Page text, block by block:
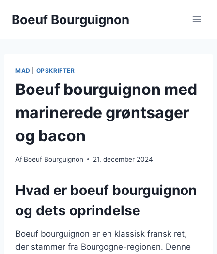
Boeuf Bourguignon
MAD OPSKRIFTER
Boeuf bourguignon med
marinerede grøntsager
og bacon
Af Boeuf Bourguignon 21. december 2024
Hvad er boeuf bourguignon
og dets oprindelse
Boeuf bourguignon er en klassisk fransk ret,
der stammer fra Bourgogne-regionen. Denne